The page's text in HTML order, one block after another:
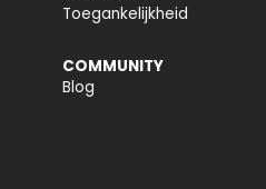
Toegankelijkheid
COMMUNITY
Blog